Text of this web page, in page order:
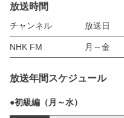
放送時間
チャンネル 放送日
NHK FM 月～金
放送年間スケジュール
●初級編（月～水）